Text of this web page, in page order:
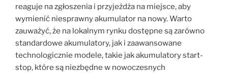
reaguje na zgłoszenia i przyjeżdża na miejsce, aby
wymienić niesprawny akumulator na nowy. Warto
zauważyć, że na lokalnym rynku dostępne są zarówno
standardowe akumulatory, jak i zaawansowane
technologicznie modele, takie jak akumulatory start-
stop, które są niezbędne w nowoczesnych